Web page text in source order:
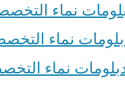
نماء التخصصية
نماء
نماء